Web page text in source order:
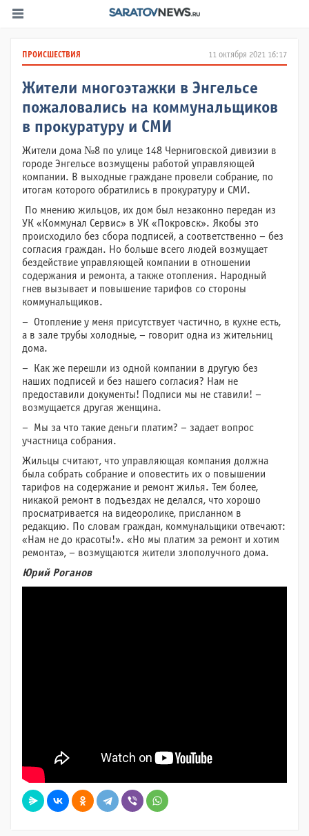
11 октября 2021 16:17
ПРОИСШЕСТВИЯ
Жители многоэтажки в Энгельсе
пожаловались на коммунальщиков
в прокуратуру и СМИ
Жители дома №8 по улице 148 Черниговской дивизии в
городе Энгельсе возмущены работой управляющей
компании. В выходные граждане провели собрание, по
итогам которого обратились в прокуратуру и СМИ.
По мнению жильцов, их дом был незаконно передан из
УК «Коммунал Сервис» в УК «Покровск». Якобы это
происходило без сбора подписей, а соответственно – без
согласия граждан. Но больше всего людей возмущает
бездействие управляющей компании в отношении
содержания и ремонта, а также отопления. Народный
гнев вызывает и повышение тарифов со стороны
коммунальщиков.
– Отопление у меня присутствует частично, в кухне есть,
а в зале трубы холодные, – говорит одна из жительниц
дома.
– Как же перешли из одной компании в другую без
наших подписей и без нашего согласия? Нам не
предоставили документы! Подписи мы не ставили! –
возмущается другая женщина.
– Мы за что такие деньги платим? – задает вопрос
участница собрания.
Жильцы считают, что управляющая компания должна
была собрать собрание и оповестить их о повышении
тарифов на содержание и ремонт жилья. Тем более,
никакой ремонт в подъездах не делался, что хорошо
просматривается на видеоролике, присланном в
редакцию. По словам граждан, коммунальщики отвечают:
«Нам не до красоты!». «Но мы платим за ремонт и хотим
ремонта», – возмущаются жители злополучного дома.
Юрий Роганов